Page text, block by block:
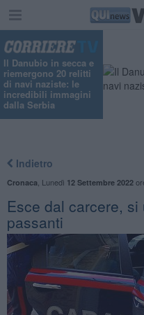
Il Danubio in secca e
riemergono 20 relitti
di navi naziste: le
incredibili immagini
dalla Serbia
Indietro
Cronaca Lunedì 12 Settembre 2022
Esce dal carcere,
passanti